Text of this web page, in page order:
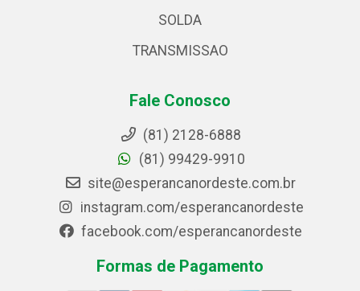
SOLDA
TRANSMISSAO
Fale Conosco
(81) 2128-6888
(81) 99429-9910
site@esperancanordeste.com.br
instagram.com/esperancanordeste
facebook.com/esperancanordeste
Formas de Pagamento